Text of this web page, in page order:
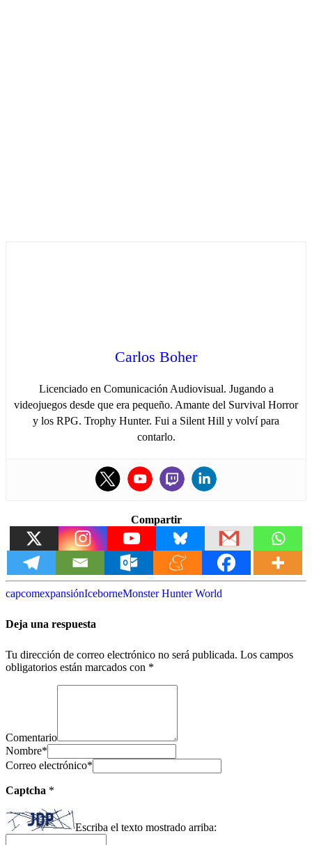
Carlos Boher
Licenciado en Comunicación Audiovisual. Jugando a
videojuegos desde que era pequeño. Amante del Survival Horror
y los RPG. Trophy Hunter. Fui a Silent Hill y volví para
contarlo.
Compartir
capcomexpansiónIceborneMonster Hunter World
Deja una respuesta
Tu dirección de correo electrónico no será publicada. Los campos
obligatorios están marcados con *
Comentario
Nombre*
Correo electrónico*
Captcha *
Escriba el texto mostrado arriba: